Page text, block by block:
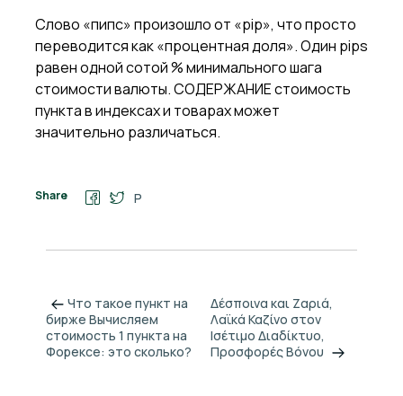
Слово «пипс» произошло от «pip», что просто
переводится как «процентная доля». Один pips
равен одной сотой % минимального шага
стоимости валюты. СОДЕРЖАНИЕ стоимость
пункта в индексах и товарах может
значительно различаться.
Share P
Что такое пункт на
бирже Вычисляем
стоимость 1 пункта на
Форексе: это сколько?
Δέσποινα και Ζαριά,
Λαϊκά Καζίνο στον
Ισέτιμο Διαδίκτυο,
Προσφορές Βόνου